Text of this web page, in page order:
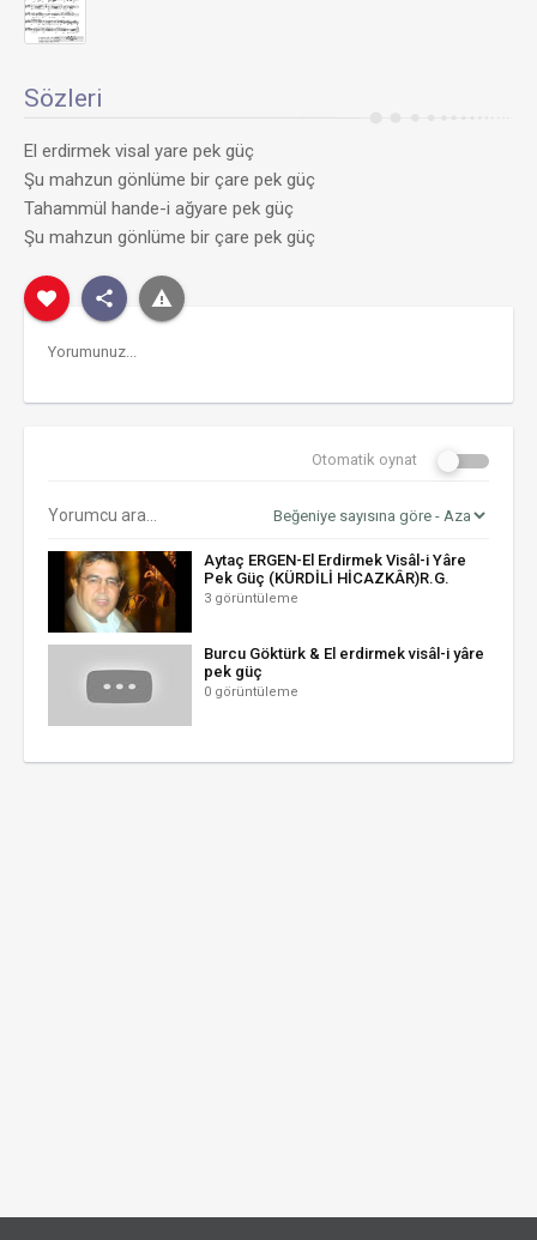
Sözleri
El erdirmek visal yare pek güç
Şu mahzun gönlüme bir çare pek güç
Tahammül hande-i ağyare pek güç
Şu mahzun gönlüme bir çare pek güç
Otomatik oynat
Aytaç ERGEN-El Erdirmek Visâl-i Yâre
Pek Güç (KÜRDİLİ HİCAZKÂR)R.G.
3 görüntüleme
Burcu Göktürk & El erdirmek visâl-i yâre
pek güç
0 görüntüleme